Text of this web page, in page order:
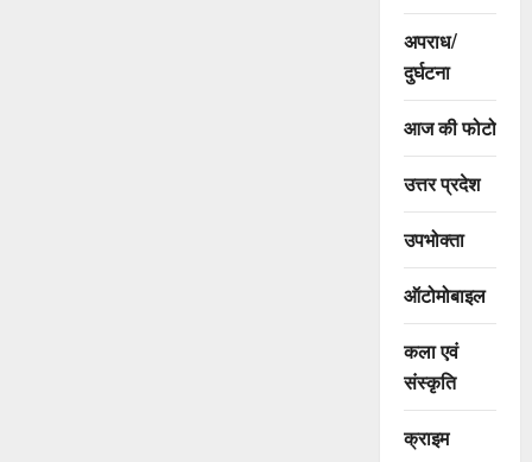
अपराध/
दुर्घटना
आज की फोटो
उत्तर प्रदेश
उपभोक्ता
ऑटोमोबाइल
कला एवं
संस्कृति
क्राइम